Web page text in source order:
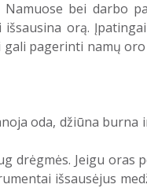
bei darbo
orą.
pagerinti namų
oda, džiūna burna
drėgmės. Jeigu oras
išsausėjus